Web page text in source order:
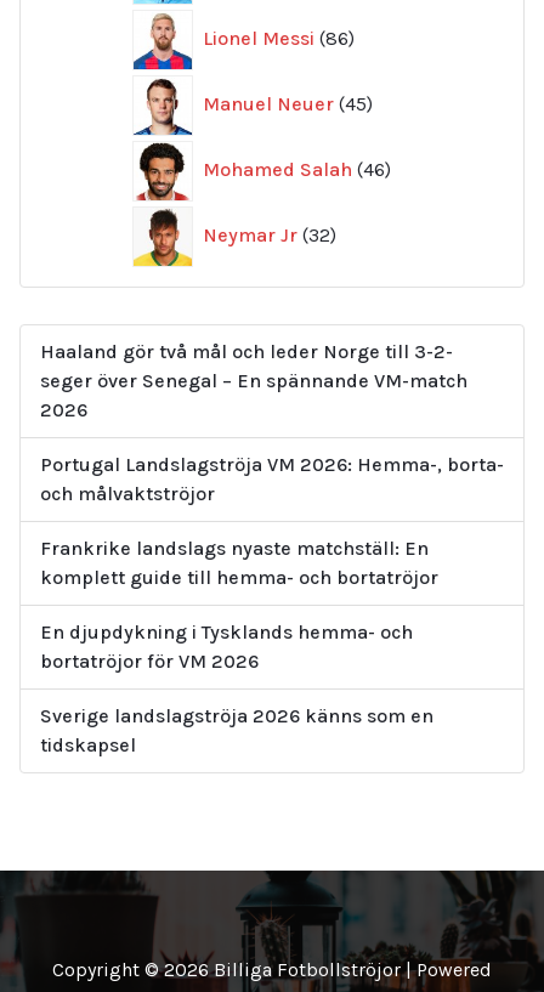
Lionel Messi 86
produkter
Manuel Neuer 45
produkter
Mohamed Salah 46
produkter
Neymar Jr 32
produkter
Haaland gör två mål och leder Norge till 3-2-
seger över Senegal – En spännande VM-match
2026
Portugal Landslagströja VM 2026: Hemma-, borta-
och målvaktströjor
Frankrike landslags nyaste matchställ: En
komplett guide till hemma- och bortatröjor
En djupdykning i Tysklands hemma- och
bortatröjor för VM 2026
Sverige landslagströja 2026 känns som en
tidskapsel
Copyright © 2026 Billiga Fotbollströjor | Powered